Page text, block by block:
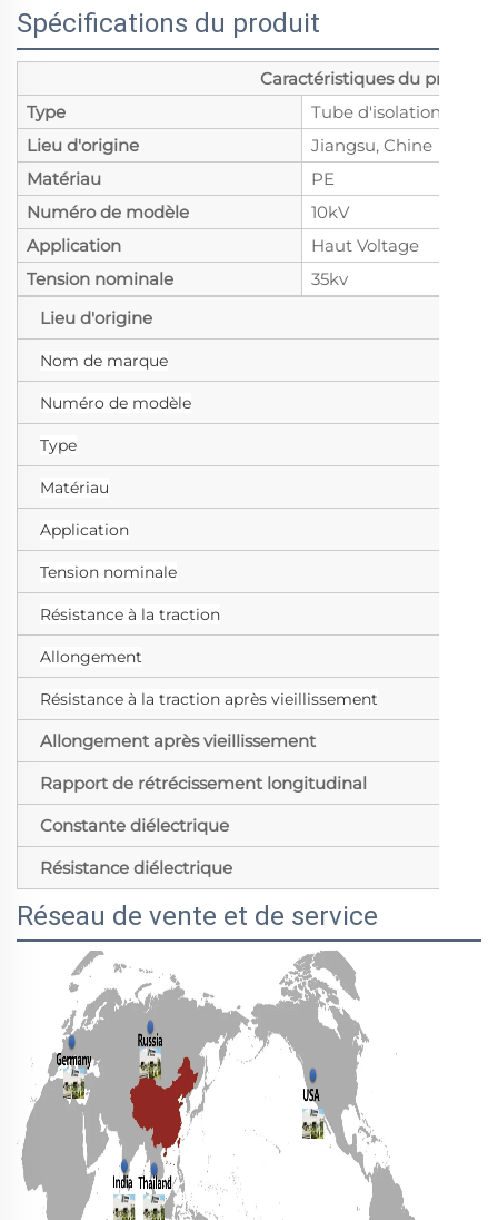
Spécifications du produit
Caractéristiques du produit
Type
Tube d'isolation
Lieu d'origine
Jiangsu, Chine
Matériau
PE
Numéro de modèle
10kV
Application
Haut Voltage
Tension nominale
35kv
Lieu d'origine
Nom de marque
Numéro de modèle
Type
Matériau
Application
Tension nominale
Résistance à la traction
Allongement
Résistance à la traction après vieillissement
Allongement après vieillissement
Rapport de rétrécissement longitudinal
Constante diélectrique
Résistance diélectrique
Réseau de vente et de service